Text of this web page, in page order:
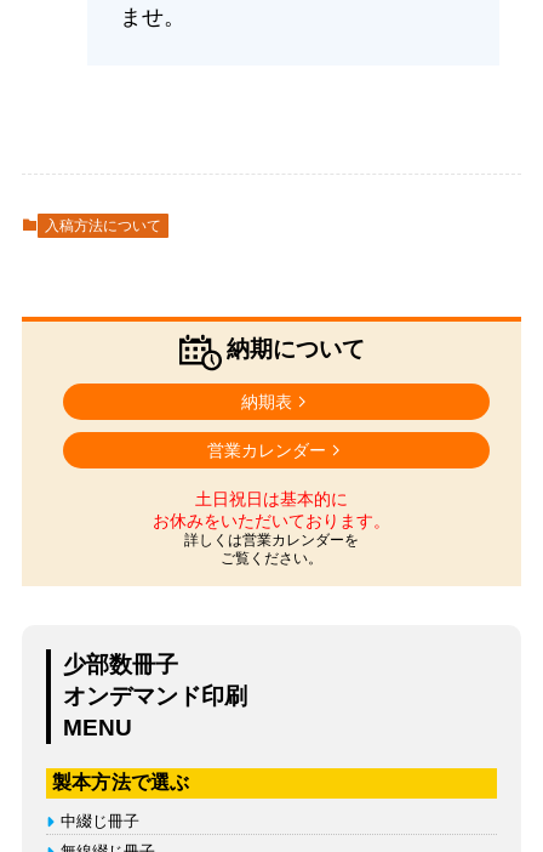
ませ。
入稿方法について
納期について
納期表
営業カレンダー
土日祝日は基本的に
お休みをいただいております。
詳しくは営業カレンダーを
ご覧ください。
少部数冊子
オンデマンド印刷
MENU
製本方法で選ぶ
中綴じ冊子